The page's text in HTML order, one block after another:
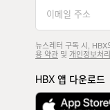
뉴스레터 구독 시, HBX
용 약관및 개인정보처
HBX 앱 다운로드